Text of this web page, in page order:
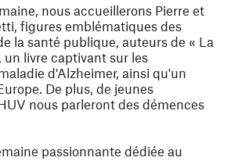
nous accueillerons Pierre et
figures emblématiques des
la santé publique, auteurs de « La
un livre captivant sur les
d'Alzheimer, ainsi qu'un
De plus, de jeunes
nous parleront des démences
passionnante dédiée au